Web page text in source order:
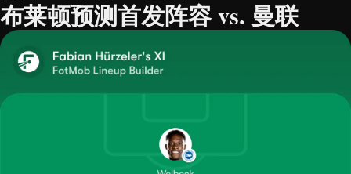
布莱顿预测首发阵容 vs. 曼联